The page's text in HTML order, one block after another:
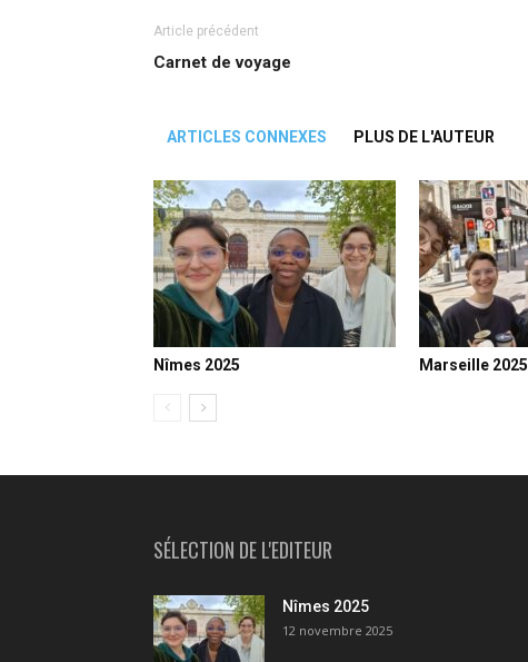
Article précédent
Carnet de voyage
ARTICLES CONNEXES PLUS DE L'AUTEUR
Nîmes 2025 Marseille 2025
SÉLECTION DE L'EDITEUR
Nîmes 2025
12 novembre 2025